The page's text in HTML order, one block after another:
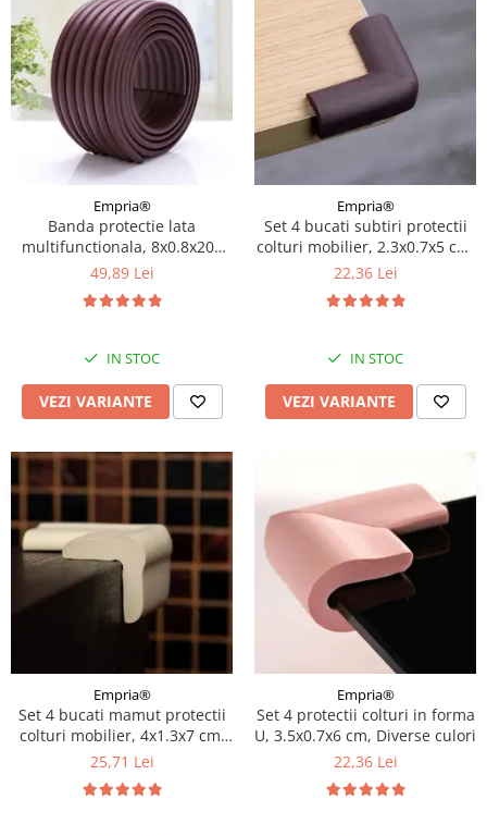
Empria®
Banda protectie lata
multifunctionala, 8x0.8x200
cm, Diverse culori
49,89 Lei
IN STOC
VEZI VARIANTE
Empria®
Set 4 bucati subtiri protectii
colturi mobilier, 2.3x0.7x5 cm,
Diverse culori
22,36 Lei
IN STOC
VEZI VARIANTE
Empria®
Set 4 bucati mamut protectii
colturi mobilier, 4x1.3x7 cm,
Diverse culori
25,71 Lei
Empria®
Set 4 protectii colturi in forma
U, 3.5x0.7x6 cm, Diverse culori
22,36 Lei